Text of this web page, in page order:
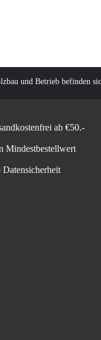
und Betrieb
ab €50.-
Mindestbestellwert
Datensicherheit